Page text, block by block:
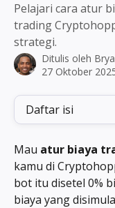
Pelajari cara atur
trading
strategi.
Ditulis oleh
27 Oktober
Daftar isi
Mau atur biaya
kamu di
bot itu disetel 0%
biaya yang